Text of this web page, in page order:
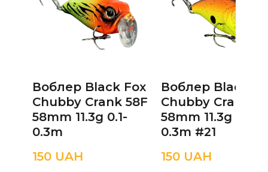
Воблер Black Fox
Chubby Crank 58F
58mm 11.3g 0.1-
0.3m
150 UAН
Воблер Black
Chubby Crank
58mm 11.3g 0.1-
0.3m #21
150 UAН